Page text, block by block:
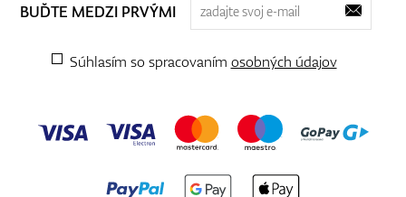
BUĎTE MEDZI PRVÝMI
Súhlasím so spracovaním osobných údajov